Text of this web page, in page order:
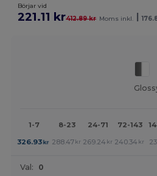
Börjar vid
221.11 kr412.89 kr Moms inkl.
1-7 8-23 24-71 72-143
326.93kr 288.47 kr 269.24 kr 240.34 kr
Val: 0